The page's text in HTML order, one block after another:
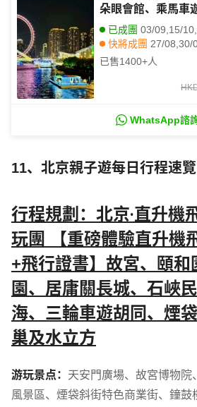
朵眼會館、乘馬車
津之眼摩天輪/船遊
院、瓷房子、故宮
長城、頤和園、入
已成團 03/09,15/
快將成團 27/08,30/08,10/09,17/09,22/09,24/09,08/
其他日期 23/08,05/10,06/10,09/10,11/10,12/10,13/
已售1400+人
WhatsApp諮
11、北京親子遊每日行程速覽
行程規劃：北京‧直升機
玩團 【重磅體驗直升機
+飛行證書】故宮、頤和
園、居庸關長城、石峽
海、三輪車遊胡同、煙
巢及水立方
游玩景点： 天安門廣場、 故宮博物院、
風景區、 煙袋斜街特色商業街、 鐘鼓